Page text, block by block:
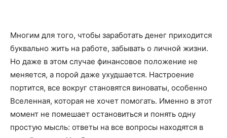
наступлению финансовой стабильности. И вот здесь
помогутаффирмациина деньги и богатство. Простые,
но в то же время действенные короткие фразы,
способствующие изменению самого образа
мышления, изменение мыслей, разворот их в нужное
русло.
Существует масса фраз – аффирмаций, но они не будут